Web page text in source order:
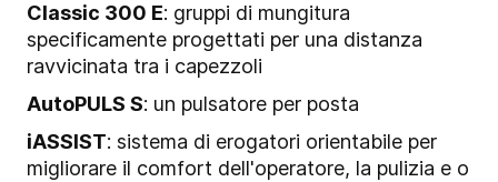
Classic 300 E: gruppi di mungitura
specificamente progettati per una distanza
ravvicinata tra i capezzoli
AutoPULS S: un pulsatore per posta
iASSIST: sistema di erogatori orientabile per
migliorare il comfort dell'operatore, la pulizia e o